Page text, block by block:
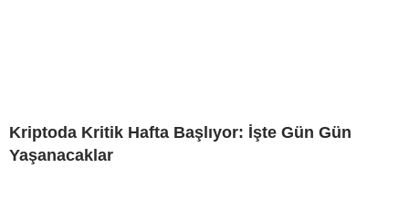
Kriptoda Kritik Hafta Başlıyor: İşte Gün Gün
Yaşanacaklar